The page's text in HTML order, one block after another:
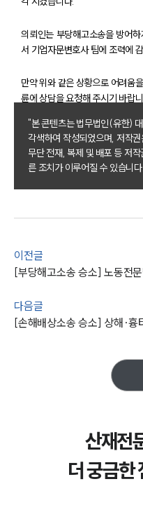
고
주
사례
의뢰인는 부당해고소송을 방어
서 기업자문변호사 팀에 조력에
만약 위와 같은 상황으로 어려움
륜에 상담을 요청해 주시기 바랍
"본 콘텐츠는 법무법인(유한)
각색하여 작성되었으며, 저작
무단 전재, 복제 및 배포 등 저
른 조치가 이루어질 수 있습니
이전글
[부당해고소송 승소] 노동전
다음글
산재전
더 궁금한